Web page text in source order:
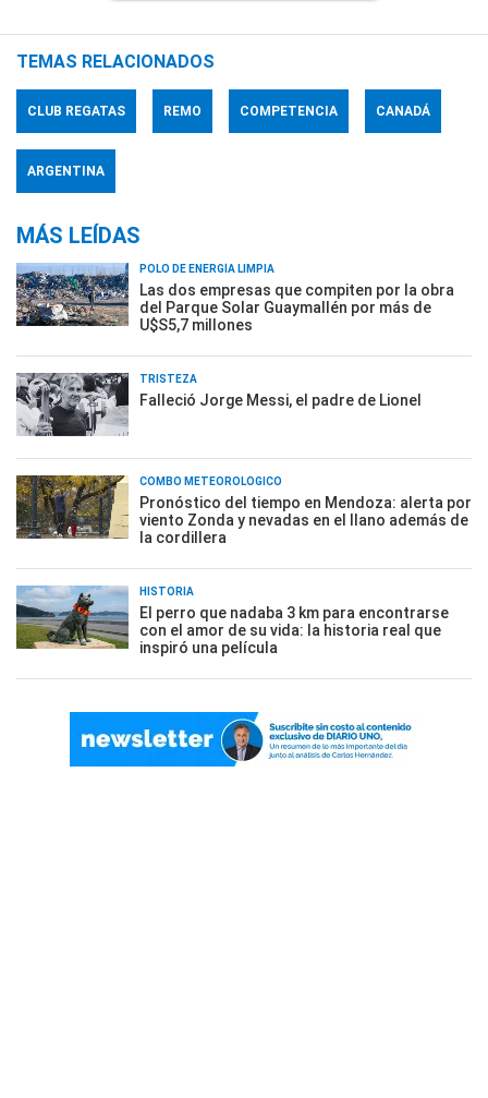
TEMAS RELACIONADOS
CLUB REGATAS REMO COMPETENCIA CANADÁ
ARGENTINA
MÁS LEÍDAS
POLO DE ENERGÍA LIMPIA
Las dos empresas que compiten por la obra
del Parque Solar Guaymallén por más de
U$S5,7 millones
TRISTEZA
Falleció Jorge Messi, el padre de Lionel
COMBO METEOROLÓGICO
Pronóstico del tiempo en Mendoza: alerta por
viento Zonda y nevadas en el llano además de
la cordillera
HISTORIA
El perro que nadaba 3 km para encontrarse
con el amor de su vida: la historia real que
inspiró una película